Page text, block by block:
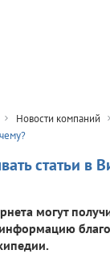
Новости компаний
статьи в
могут